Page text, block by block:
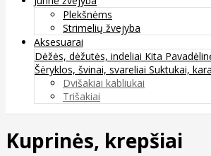
Plekšnėms
Strimelių žvejyba
Aksesuarai
Dėžės, dėžutės, indeliai Kita
Šėryklos, švinai, svareliai Suktukai,
Dvišakiai kabliukai
Trišakiai
Kuprinės, krepšiai